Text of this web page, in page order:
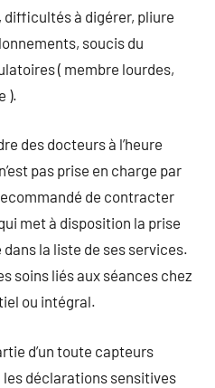
difficultés à digérer, pliure
soucis du
( membre lourdes,
).
des docteurs à l’heure
pas prise en charge par
de contracter
met à disposition la prise
dans la liste de ses services.
soins liés aux séances chez
ou intégral.
d’un toute capteurs
déclarations sensitives